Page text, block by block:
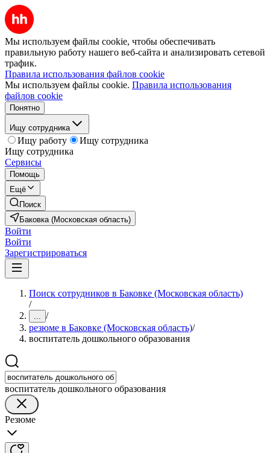
Мы используем файлы cookie, чтобы обеспечивать
правильную работу нашего веб-сайта и анализировать сетевой
трафик.
Правила использования файлов cookie
Мы используем файлы cookie. Правила использования
файлов cookie
Понятно
Ищу сотрудника
Ищу работу
Ищу сотрудника
Ищу сотрудника
Сервисы
Помощь
Ещё
Поиск
Баковка (Московская область)
Войти
Войти
Зарегистрироваться
Поиск сотрудников в Баковке (Московская область)
/
... /
резюме в Баковке (Московская область)/
воспитатель дошкольного образования
воспитатель дошкольного образования
Резюме